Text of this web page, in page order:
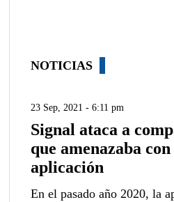
NOTICIAS
23 Sep, 2021 - 6:11 pm
Signal ataca a
que amenazaba
aplicación
En el pasado año 2020, la